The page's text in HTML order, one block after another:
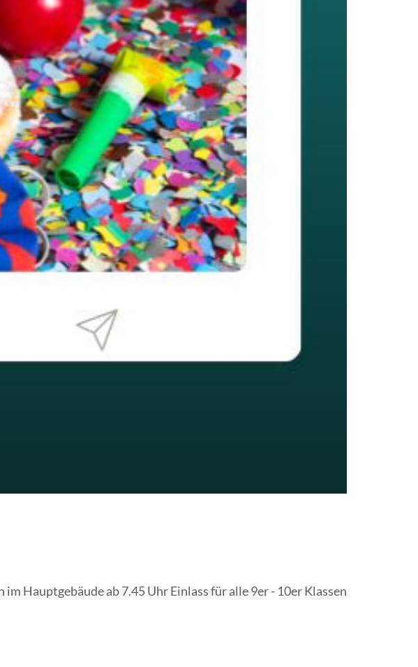
Hauptgebäude ab 7.45 Uhr Einlass für alle 9er - 10er Klassen